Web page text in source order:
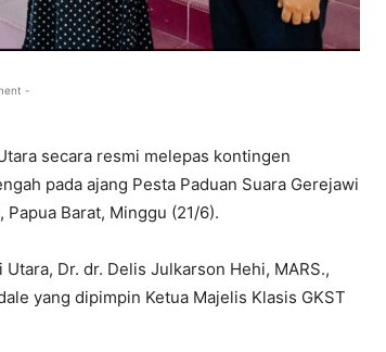
-
secara resmi melepas kontingen
pada ajang Pesta Paduan Suara Gerejawi
Barat, Minggu (21/6).
Dr. dr. Delis Julkarson Hehi, MARS.,
yang dipimpin Ketua Majelis Klasis GKST